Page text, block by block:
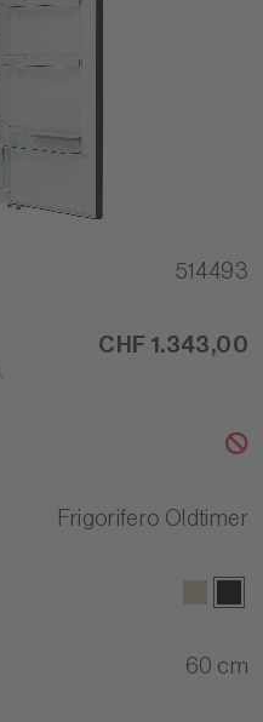
514493
CHF 1.343,00
Frigorifero Oldtimer
60 cm